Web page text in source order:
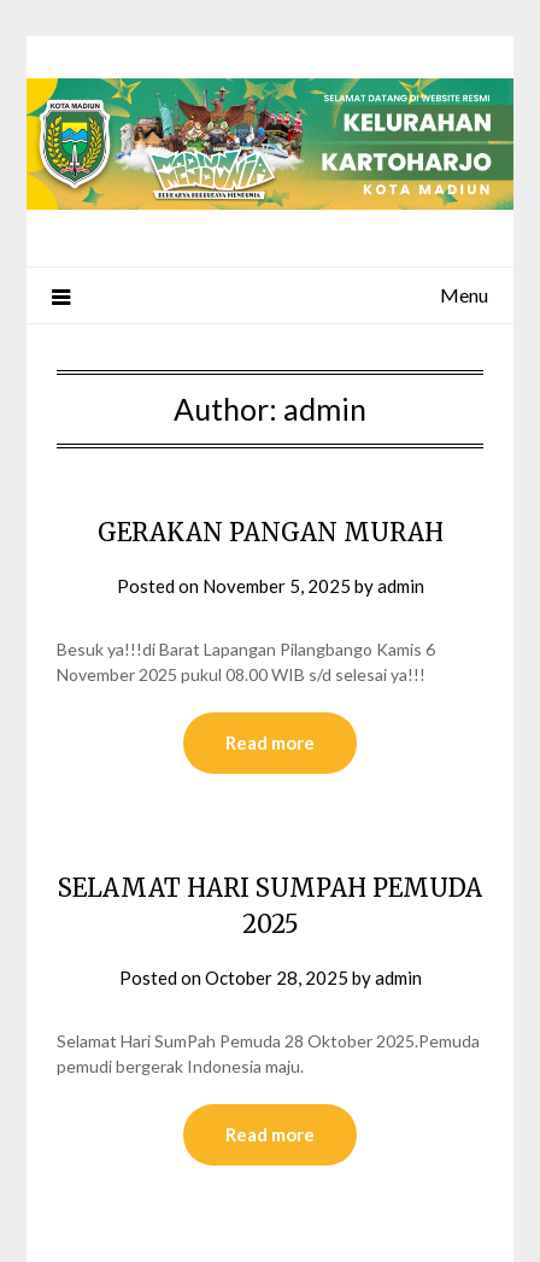
content
Menu
Author: admin
GERAKAN PANGAN MURAH
Posted on November 5, 2025 byadmin
Besuk ya!!!di Barat Lapangan Pilangbango Kamis 6
November 2025 pukul 08.00 WIB s/d selesai ya!!!
Read more
SELAMAT HARI SUMPAH PEMUDA
2025
Posted onOctober 28, 2025 byadmin
Selamat Hari SumPah Pemuda 28 Oktober 2025.Pemuda
pemudi bergerak Indonesia maju.
Read more